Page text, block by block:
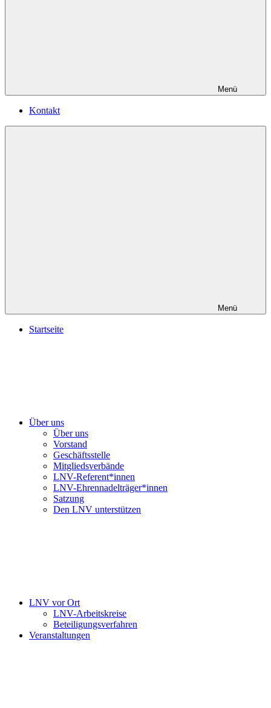
Menü
Kontakt
Menü
Startseite
Über uns
Über uns
Vorstand
Geschäftsstelle
Mitgliedsverbände
LNV-Referent*innen
LNV-Ehrennadelträger*innen
Satzung
Den LNV unterstützen
LNV vor Ort
LNV-Arbeitskreise
Beteiligungsverfahren
Veranstaltungen